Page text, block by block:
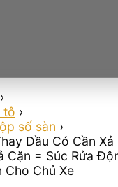
›
tô ›
số sàn ›
Dầu Có Cần Xả
Cặn = Súc Rửa
Cho Chủ Xe